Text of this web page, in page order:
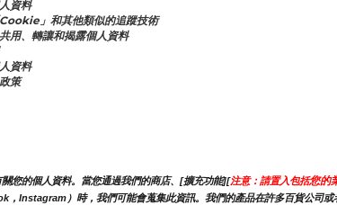
資料
」和其他類似的追蹤技術
用、轉讓和揭露個人資料
資料
策
您的個人資料。當您通過我們的商店、[擴充功能][注意：請置入包括您的
，Instagram）時，我們可能會蒐集此資訊。我們的產品在許多百貨公司